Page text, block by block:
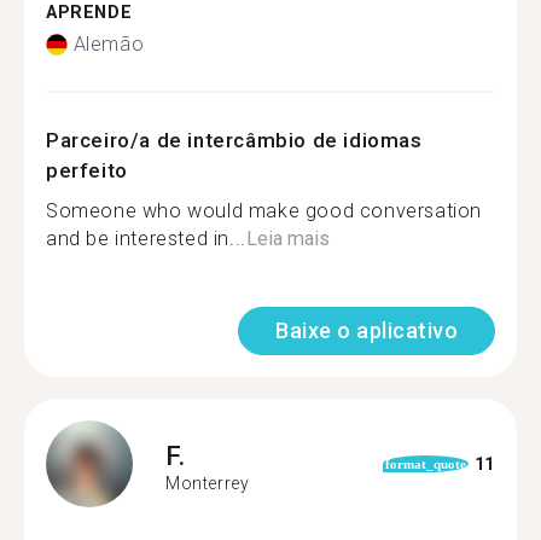
APRENDE
Alemão
Parceiro/a de intercâmbio de idiomas
perfeito
Someone who would make good conversation
and be interested in...Leia mais
Baixe o aplicativo
F.
Monterrey
format_quote 11